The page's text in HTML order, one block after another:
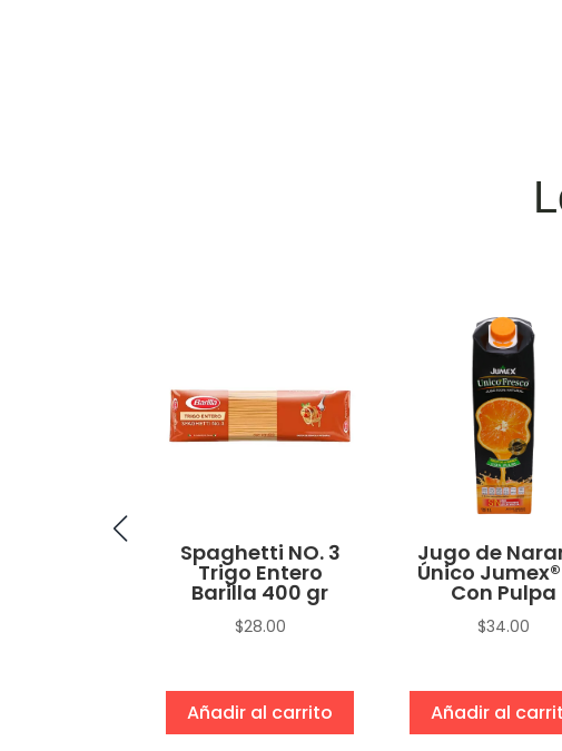
Spaghetti NO. 3
Trigo Entero
Barilla 400 gr
$28.00
Añadir al carrito
Jugo de
Único Jumex®
Con Pulpa
$34.00
Añadir al